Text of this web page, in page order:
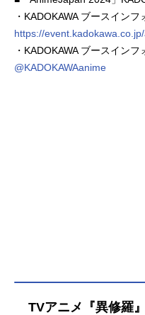
・KADOKAWA ブースイン
https://
・KADOKAWA ブースイン
@KADOKAWAanime
TVアニメ『異修羅